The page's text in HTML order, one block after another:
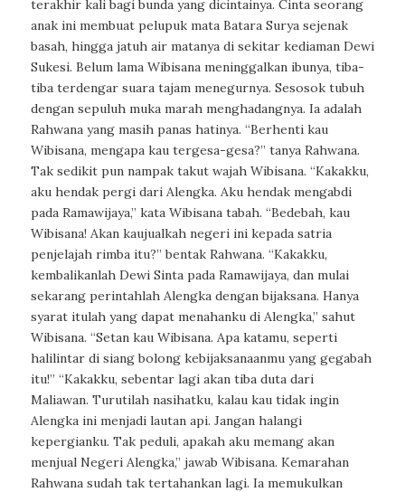
terakhir kali bagi bunda yang dicintainya. Cinta seorang
anak ini membuat pelupuk mata Batara Surya sejenak
basah, hingga jatuh air matanya di sekitar kediaman Dewi
Sukesi. Belum lama Wibisana meninggalkan ibunya, tiba-
tiba terdengar suara tajam menegurnya. Sesosok tubuh
dengan sepuluh muka marah menghadangnya. Ia adalah
Rahwana yang masih panas hatinya. “Berhenti kau
Wibisana, mengapa kau tergesa-gesa?” tanya Rahwana.
Tak sedikit pun nampak takut wajah Wibisana. “Kakakku,
aku hendak pergi dari Alengka. Aku hendak mengabdi
pada Ramawijaya,” kata Wibisana tabah. “Bedebah, kau
Wibisana! Akan kaujualkah negeri ini kepada satria
penjelajah rimba itu?” bentak Rahwana. “Kakakku,
kembalikanlah Dewi Sinta pada Ramawijaya, dan mulai
sekarang perintahlah Alengka dengan bijaksana. Hanya
syarat itulah yang dapat menahanku di Alengka,” sahut
Wibisana. “Setan kau Wibisana. Apa katamu, seperti
halilintar di siang bolong kebijaksanaanmu yang gegabah
itu!” “Kakakku, sebentar lagi akan tiba duta dari
Maliawan. Turutilah nasihatku, kalau kau tidak ingin
Alengka ini menjadi lautan api. Jangan halangi
kepergianku. Tak peduli, apakah aku memang akan
menjual Negeri Alengka,” jawab Wibisana. Kemarahan
Rahwana sudah tak tertahankan lagi. Ia memukulkan